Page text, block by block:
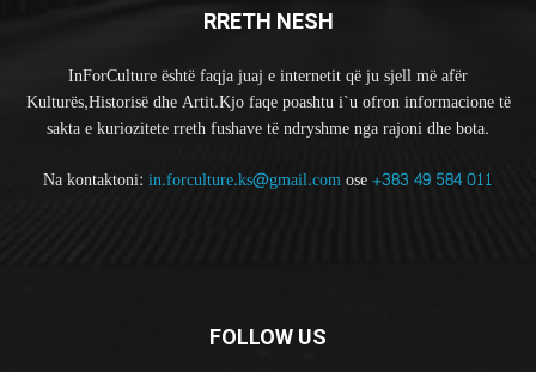
RRETH NESH
InForCulture është faqja juaj e internetit që ju sjell më afër
Kulturës,Historisë dhe Artit.Kjo faqe poashtu i`u ofron informacione të
sakta e kuriozitete rreth fushave të ndryshme nga rajoni dhe bota.
Na kontaktoni: in.forculture.ks@gmail.comose+383 49 584 011
FOLLOW US